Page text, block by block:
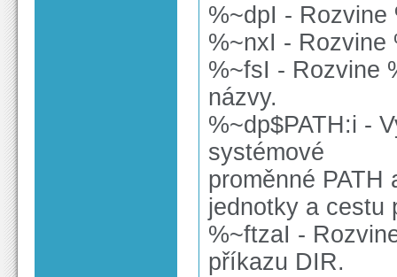
%~dpI -
%~nxI - Rozvine
%~fsI - Rozvine
názvy.
%~dp$PATH:i -
systémové
proměnné PATH
jednotky a cestu
%~ftzaI -
příkazu DIR.